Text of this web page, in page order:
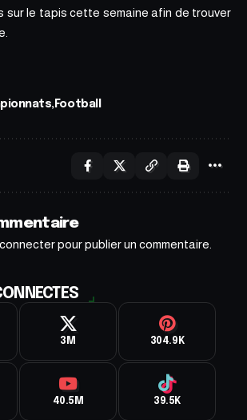
sur le tapis cette semaine afin de trouver
Football
pour publier un commentaire.
3M 304.9K
40.5M 39.5K